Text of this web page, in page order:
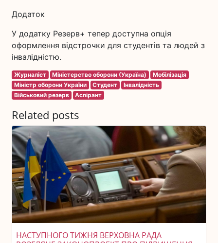
Додаток
У додатку Резерв+ тепер доступна опція
оформлення відстрочки для студентів та людей з
інвалідністю.
Журналіст Міністерство оборони (Україна)
Мобілізація
Міністр оборони України
Студент
Інвалідність
Військовий резерв
Аспірант
Related posts
НАСТУПНОГО ТИЖНЯ ВЕРХОВНА РАДА